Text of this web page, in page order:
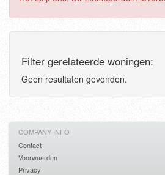
Filter gerelateerde woningen:
Geen resultaten gevonden.
COMPANY INFO
Contact
Voorwaarden
Privacy